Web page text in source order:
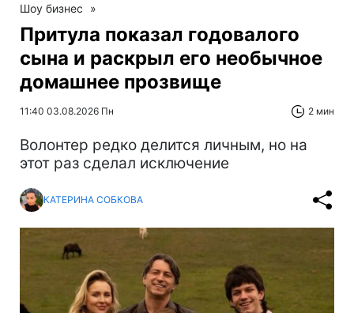
Шоу бизнес »
Притула показал годовалого
сына и раскрыл его необычное
домашнее прозвище
11:40 03.08.2026 Пн 2 мин
Волонтер редко делится личным, но на
этот раз сделал исключение
КАТЕРИНА СОБКОВА